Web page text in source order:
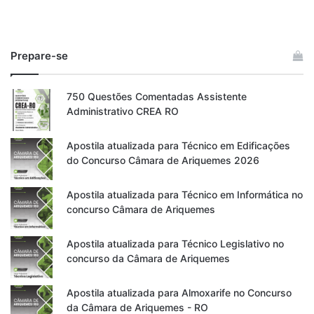
Prepare-se
750 Questões Comentadas Assistente
Administrativo CREA RO
Apostila atualizada para Técnico em Edificações
do Concurso Câmara de Ariquemes 2026
Apostila atualizada para Técnico em Informática no
concurso Câmara de Ariquemes
Apostila atualizada para Técnico Legislativo no
concurso da Câmara de Ariquemes
Apostila atualizada para Almoxarife no Concurso
da Câmara de Ariquemes - RO